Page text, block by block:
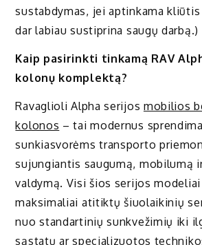
sustabdymas, jei aptinkama
dar labiau sustiprina saugų darbą.)
Kaip pasirinkti tinkamą RAV
kolonų komplektą?
Ravaglioli Alpha serijos mobilios
kolonos – tai modernus
sunkiasvorėms transporto
sujungiantis saugumą, mobilumą
valdymą. Visi šios serijos
maksimaliai atitiktų šiuolaikinių
nuo standartinių sunkvežimių iki
sąstatų ar specializuotos